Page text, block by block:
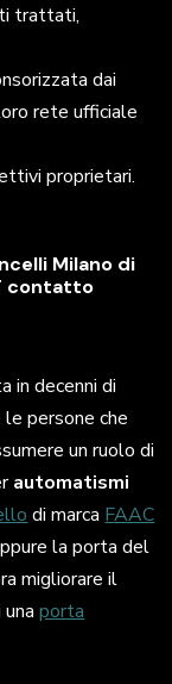
trattati,
dai
rete ufficiale
proprietari.
Milano di
contatto
in decenni di
persone che
un ruolo di
automatismi
di marca FAAC
la porta del
migliorare il
unaporta